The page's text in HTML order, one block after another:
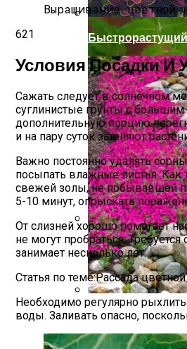
Секреты
Альпийская
Выращивание
621
Условия Посадки И
Сажать следует в солнечном
суглинистые грунты с
дополнительную порцию
и на пару суток затеняют
Важно постоянно удалять
посыпать влажные листья. Как
свежей золы, не побывавшей
5-10 минут, опрыскать
От слизней хорошо помогает
не могут пробраться.
занимает несколько лет.
Статья по теме:Рассада
Необходимо регулярно
воды. Заливать опасно,